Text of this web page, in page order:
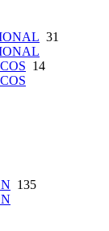
31
14
135